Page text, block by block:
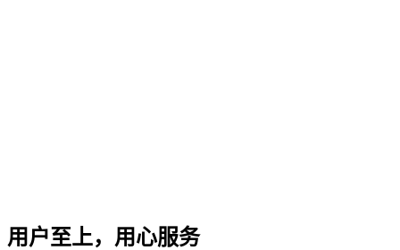
电子商务类解决方案
用户至上，用心服务